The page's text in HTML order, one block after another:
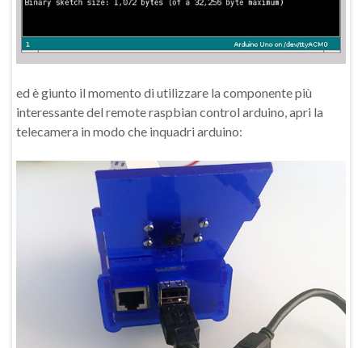
ed è giunto il momento di utilizzare la componente più
interessante del remote raspbian control arduino, apri la
telecamera in modo che inquadri arduino: